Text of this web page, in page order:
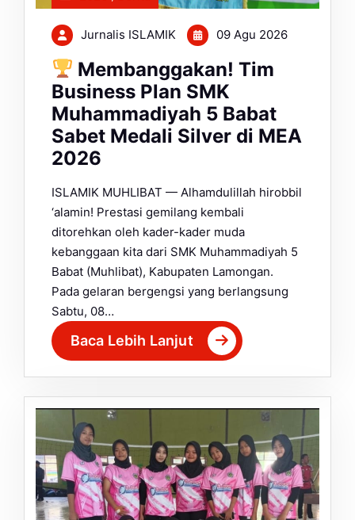
Jurnalis ISLAMIK 09 Agu 2026
Membanggakan! Tim
Business Plan SMK
Muhammadiyah 5 Babat
Sabet Medali Silver di MEA
2026
ISLAMIK MUHLIBAT — Alhamdulillah hirobbil
‘alamin! Prestasi gemilang kembali
ditorehkan oleh kader-kader muda
kebanggaan kita dari SMK Muhammadiyah 5
Babat (Muhlibat), Kabupaten Lamongan.
Pada gelaran bergengsi yang berlangsung
Sabtu, 08…
Baca Lebih Lanjut